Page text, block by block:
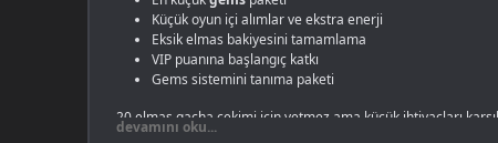
Küçük oyun içi alımlar ve ekstra enerji
Eksik elmas bakiyesini tamamlama
VIP puanına başlangıç katkı
Gems sistemini tanıma paketi
20 elmas gacha çekimi için yetmez ama küçük ihtiyaçları
devamını oku...